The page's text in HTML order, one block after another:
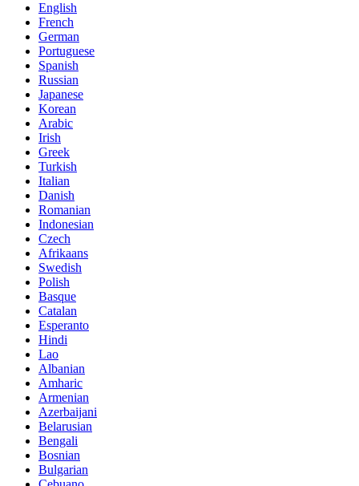
English
French
German
Portuguese
Spanish
Russian
Japanese
Korean
Arabic
Irish
Greek
Turkish
Italian
Danish
Romanian
Indonesian
Czech
Afrikaans
Swedish
Polish
Basque
Catalan
Esperanto
Hindi
Lao
Albanian
Amharic
Armenian
Azerbaijani
Belarusian
Bengali
Bosnian
Bulgarian